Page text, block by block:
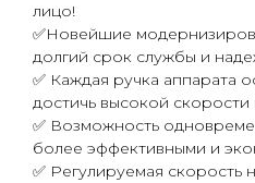
лицо!
✅Новейшие
долгий срок службы и
✅ Каждая ручка аппарата
достичь высокой
✅ Возможность
более эффективными и
✅ Регулируемая скорость